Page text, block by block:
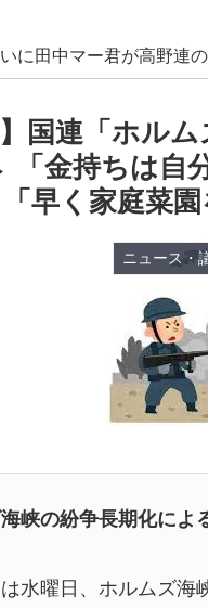
いに田中マー君が高野連
本だけパスポート所有
勝手に停めた車がバチ
反応】
W杯は?」韓国サッカー
ガイモ・パン・麺の4
うんちしたろ！（ﾌﾞﾘｯw
統領、「敵性外国人」に
！【海外の反応】
に他愛のない対立って
】国連「ホル
金持ちは自
早く家庭菜園
ニュース・
峡の紛争長期化に
水曜日、ホルムズ